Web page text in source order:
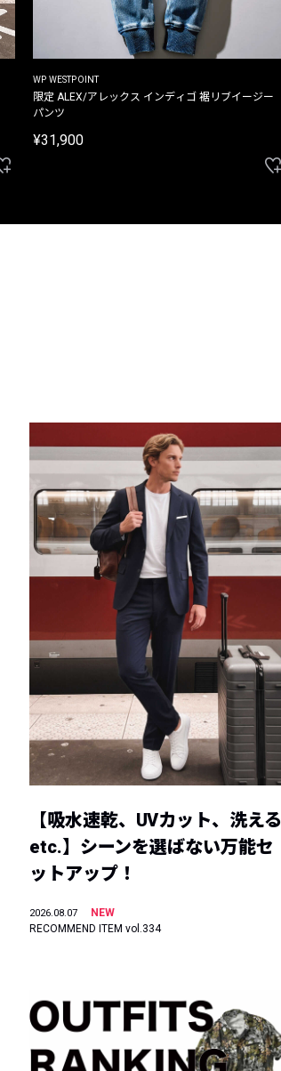
WP WESTPOINT
限定 ALEX/アレックス インディゴ 裾リブイージー
パンツ
¥31,900
【吸水速乾、UVカット、洗える
etc.】シーンを選ばない万能セ
ットアップ！
2026.08.07
NEW
RECOMMEND ITEM vol.334